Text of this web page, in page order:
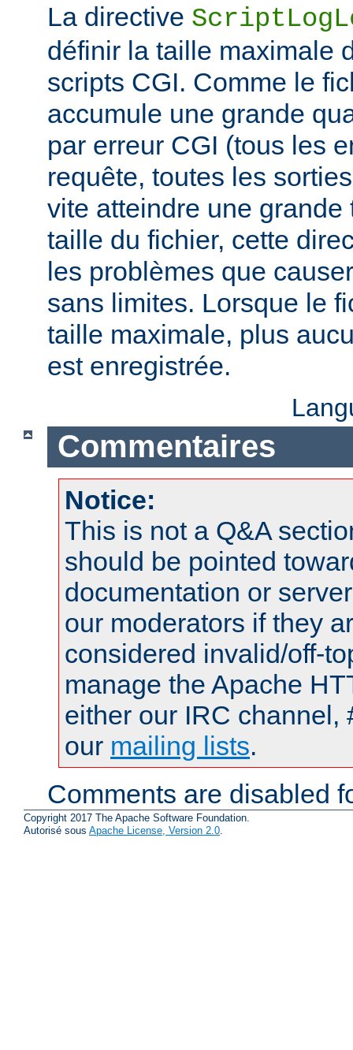
La directive
définir la taille maximale
scripts CGI. Comme le
accumule une grande
par erreur CGI (tous les
requête, toutes les
vite atteindre une
taille du fichier, cette
les problèmes que
sans limites. Lorsque le
taille maximale, plus
est enregistrée.
Commentaires
Notice:
This is not a Q&A
should be pointed
documentation or
our moderators if they
considered invalid/off-
manage the Apache
either our IRC channel,
our mailing lists.
Comments are disabled
Copyright 2017 The Apache Software Foundation.
Autorisé sous Apache License, Version 2.0.